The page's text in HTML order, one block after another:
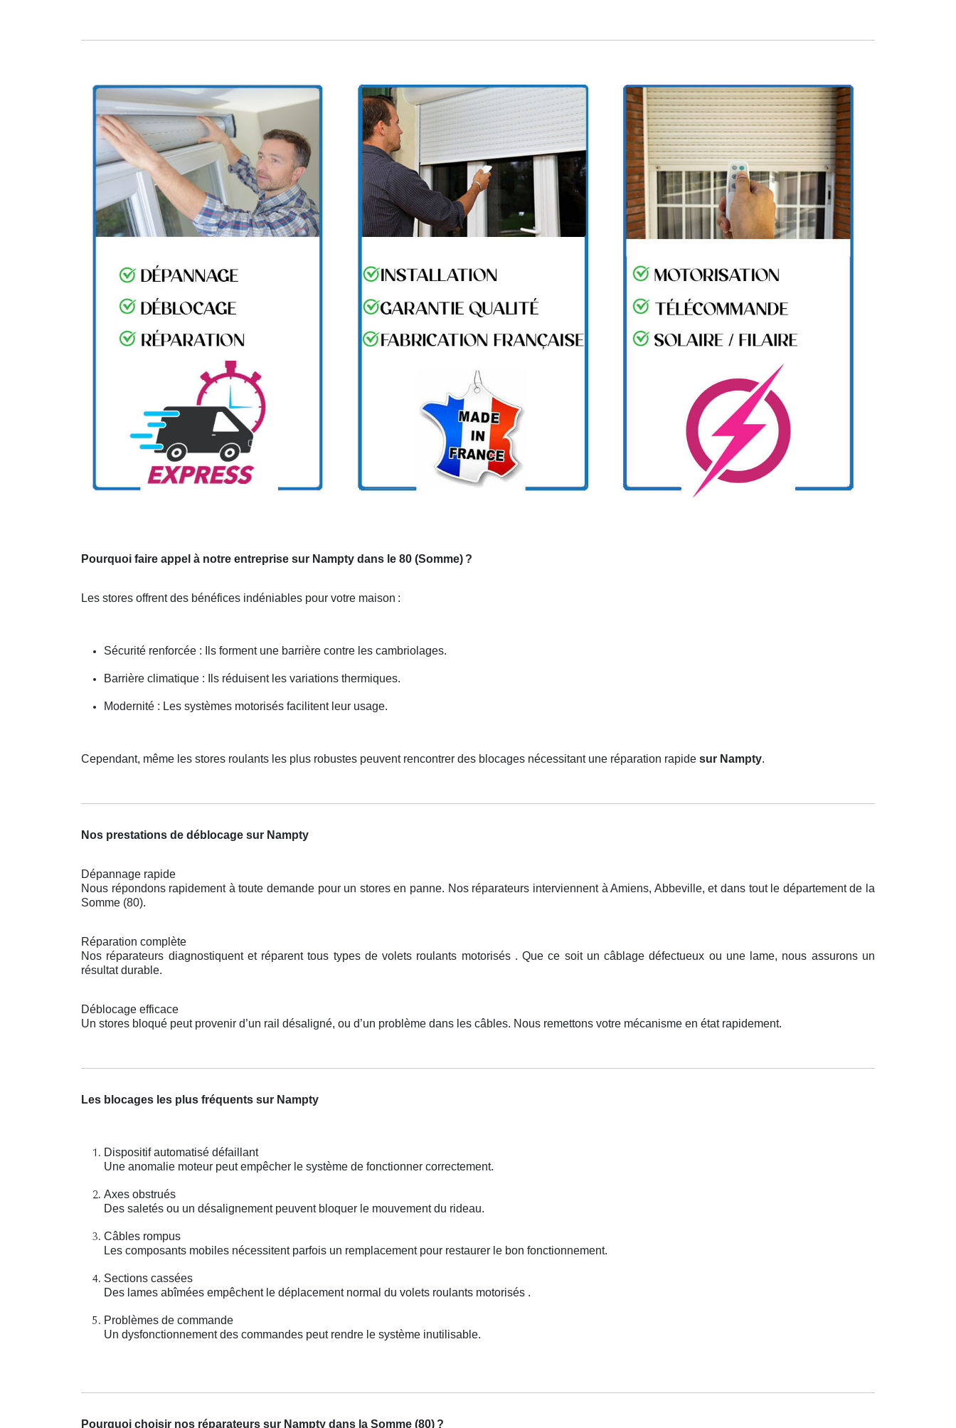
Pourquoi faire appel à notre entreprise sur Nampty dans le 80 (Somme) ?
Les stores offrent des bénéfices indéniables pour votre maison :
Sécurité renforcée : Ils forment une barrière contre les cambriolages.
Barrière climatique : Ils réduisent les variations thermiques.
Modernité : Les systèmes motorisés facilitent leur usage.
Cependant, même les stores roulants les plus robustes peuvent rencontrer des blocages nécessitant une réparation rapide sur Nampty.
Nos prestations de déblocage sur Nampty
Dépannage rapide
Nous répondons rapidement à toute demande pour un stores en panne. Nos réparateurs interviennent à Amiens, Abbeville, et dans tout le département de la
Somme (80).
Réparation complète
Nos réparateurs diagnostiquent et réparent tous types de volets roulants motorisés . Que ce soit un câblage défectueux ou une lame, nous assurons un
résultat durable.
Déblocage efficace
Un stores bloqué peut provenir d’un rail désaligné, ou d’un problème dans les câbles. Nous remettons votre mécanisme en état rapidement.
Les blocages les plus fréquents sur Nampty
Dispositif automatisé défaillant
Une anomalie moteur peut empêcher le système de fonctionner correctement.
Axes obstrués
Des saletés ou un désalignement peuvent bloquer le mouvement du rideau.
Câbles rompus
Les composants mobiles nécessitent parfois un remplacement pour restaurer le bon fonctionnement.
Sections cassées
Des lames abîmées empêchent le déplacement normal du volets roulants motorisés .
Problèmes de commande
Un dysfonctionnement des commandes peut rendre le système inutilisable.
Pourquoi choisir nos réparateurs sur Nampty dans la Somme (80) ?